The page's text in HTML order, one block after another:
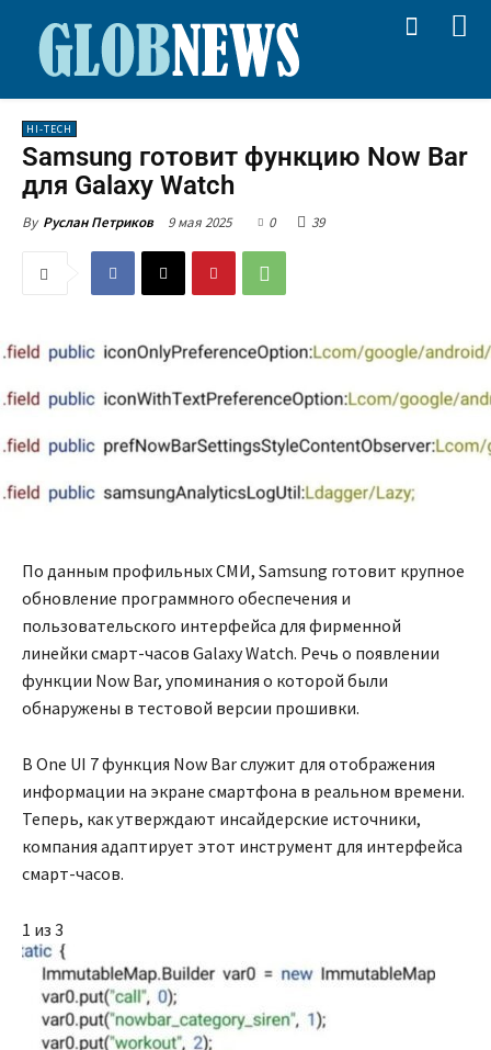
HI-TECH
Samsung готовит функцию Now Bar
для Galaxy Watch
By Руслан Петриков 9 мая 2025 0 39
По данным профильных СМИ, Samsung готовит крупное
обновление программного обеспечения и
пользовательского интерфейса для фирменной
линейки смарт-часов Galaxy Watch. Речь о появлении
функции Now Bar, упоминания о которой были
обнаружены в тестовой версии прошивки.
В One UI 7 функция Now Bar служит для отображения
информации на экране смартфона в реальном времени.
Теперь, как утверждают инсайдерские источники,
компания адаптирует этот инструмент для интерфейса
смарт-часов.
1 из 3